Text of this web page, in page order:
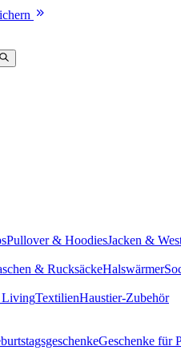
Pullover & HoodiesJacken &
& RucksäckeHalswärmer
TextilienHaustier-Zubehör
Geschenke für